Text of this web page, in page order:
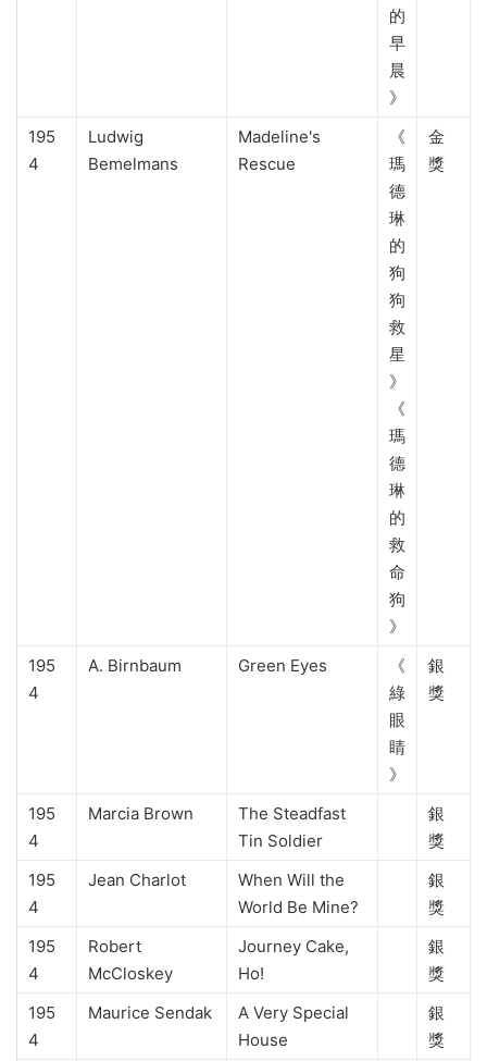
的
早
晨
》
195
4
Ludwig
Bemelmans
Madeline's
Rescue
《
瑪
德
琳
的
狗
狗
救
星
》
《
瑪
德
琳
的
救
命
狗
》
金
獎
195
4
A. Birnbaum Green Eyes
《
綠
眼
睛
》
銀
獎
195
4
Marcia Brown
The Steadfast
Tin Soldier
銀
獎
195
4
Jean Charlot
When Will the
World Be Mine?
銀
獎
195
4
Robert
McCloskey
Journey Cake,
Ho!
銀
獎
195
4
Maurice Sendak
A Very Special
House
銀
獎